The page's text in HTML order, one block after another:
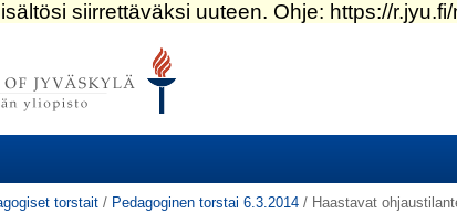
torstait / Pedagoginen torstai 6.3.2014 / Haastavat